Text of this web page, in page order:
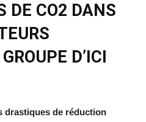
DE CO2 DANS
D’ICI
drastiques de réduction